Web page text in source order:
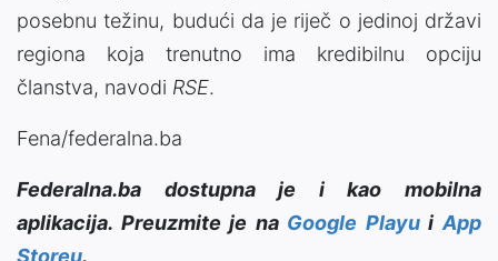
posebnu težinu, budući da je riječ o jedinoj državi
regiona koja trenutno ima kredibilnu opciju
članstva, navodi RSE.
Fena/federalna.ba
Federalna.ba dostupna je i kao mobilna
aplikacija. Preuzmite je na Google PlayuiApp
Storeu.